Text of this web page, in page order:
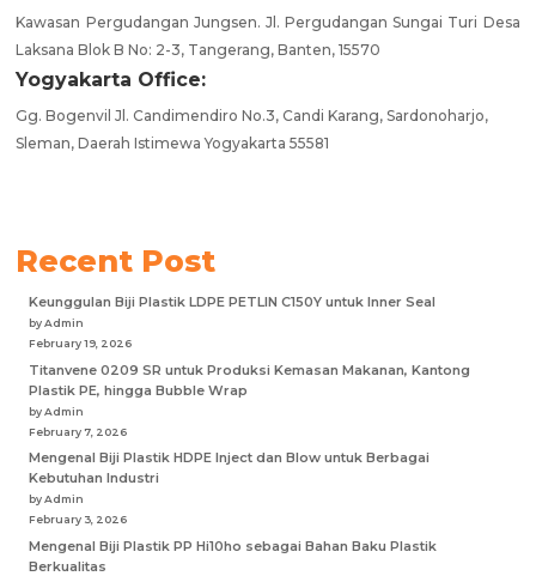
Kawasan Pergudangan Jungsen. Jl. Pergudangan Sungai Turi Desa
Laksana Blok B No: 2-3, Tangerang, Banten, 15570
Yogyakarta Office:
Gg. Bogenvil Jl. Candimendiro No.3, Candi Karang, Sardonoharjo,
Sleman, Daerah Istimewa Yogyakarta 55581
Recent Post
Keunggulan Biji Plastik LDPE PETLIN C150Y untuk Inner Seal
by Admin
February 19, 2026
Titanvene 0209 SR untuk Produksi Kemasan Makanan, Kantong
Plastik PE, hingga Bubble Wrap
by Admin
February 7, 2026
Mengenal Biji Plastik HDPE Inject dan Blow untuk Berbagai
Kebutuhan Industri
by Admin
February 3, 2026
Mengenal Biji Plastik PP Hi10ho sebagai Bahan Baku Plastik
Berkualitas